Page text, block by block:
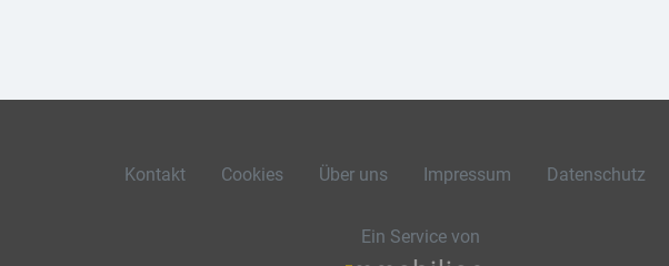
Kontakt Cookies Über uns Impressum Datenschutz
Ein Service von